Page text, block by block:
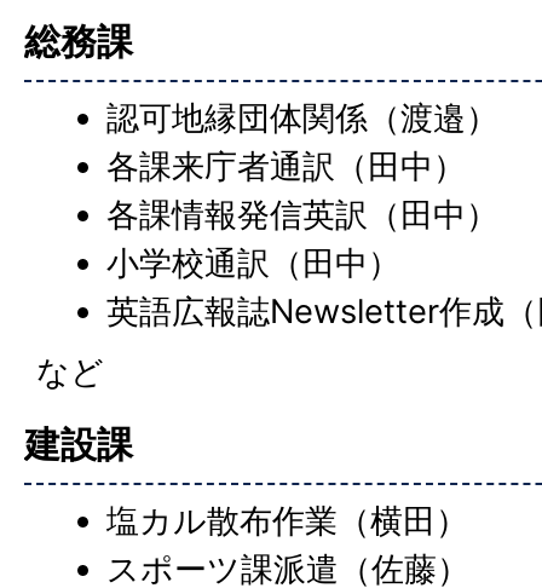
総務課
認可地縁団体関係（渡邉）
各課来庁者通訳（田中）
各課情報発信英訳（田中）
小学校通訳（田中）
英語広報誌Newsletter作成
など
建設課
塩カル散布作業（横田）
スポーツ課派遣（佐藤）